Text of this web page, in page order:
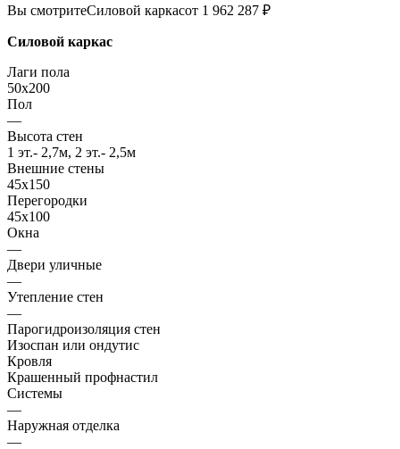
Вы смотритеСиловой каркасот 1 962 287 ₽
Силовой каркас
Лаги пола
50x200
Пол
—
Высота стен
1 эт.- 2,7м, 2 эт.- 2,5м
Внешние стены
45х150
Перегородки
45х100
Окна
—
Двери уличные
—
Утепление стен
—
Парогидроизоляция стен
Изоспан или ондутис
Кровля
Крашенный профнастил
Системы
—
Наружная отделка
—